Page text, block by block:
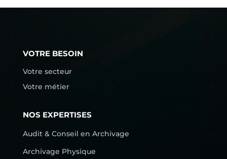
VOTRE BESOIN
Votre secteur
Votre métier
NOS EXPERTISES
Audit & Conseil en Archivage
Archivage Physique